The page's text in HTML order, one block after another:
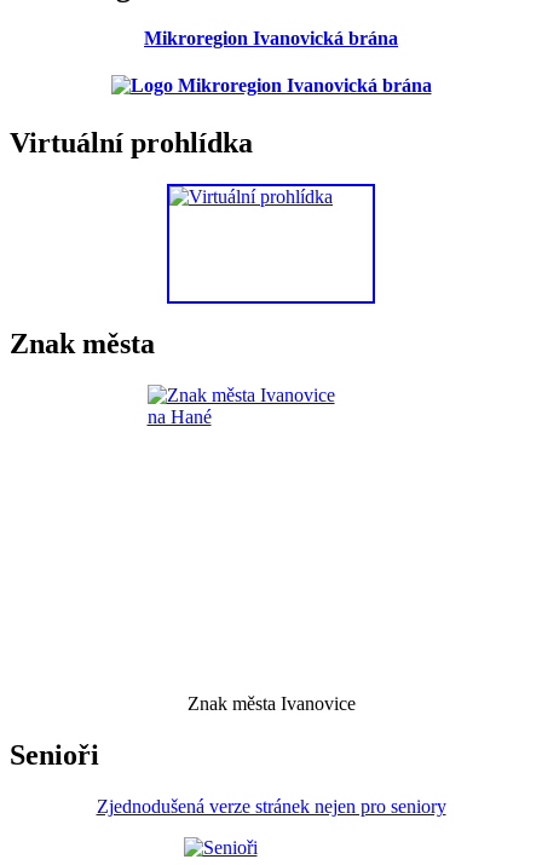
Mikroregion Ivanovická brána
Virtuální prohlídka
Znak města
Znak města Ivanovice
Senioři
Zjednodušená verze stránek nejen pro seniory